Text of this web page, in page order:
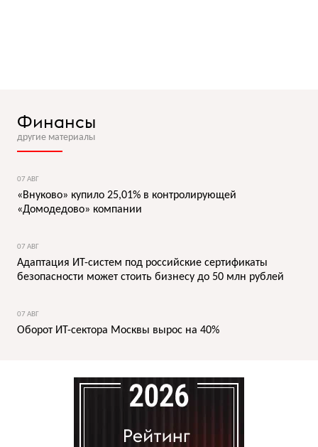
Финансы
другие материалы
07 АВГ
«Внуково» купило 25,01% в контролирующей
«Домодедово» компании
07 АВГ
Адаптация ИТ-систем под российские сертификаты
безопасности может стоить бизнесу до 50 млн рублей
07 АВГ
Оборот ИТ-сектора Москвы вырос на 40%